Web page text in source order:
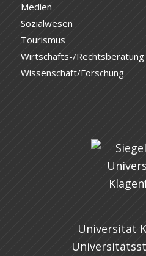
Medien
Sozialwesen
Tourismus
Wirtschafts-/Rechtsberatung
Wissenschaft/Forschung
Universität